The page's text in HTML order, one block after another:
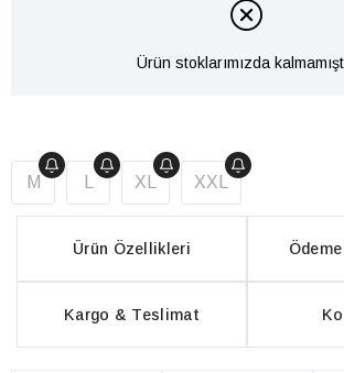
Ürün stoklarımızda
M XL XXL
Ürün Özellikleri
Kargo & Teslimat